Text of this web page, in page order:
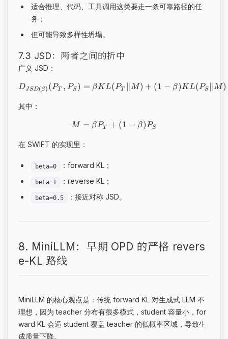
适合推理、代码、工具调用这类要走一条可靠路径的任
务；
但可能导致多样性坍塌。
7.3 JSD：两者之间的折中
广义 JSD：
DJSD(β) (PT , PS ) = βKL(PT ∥M) + (1 − β)KL(PS ∥M)
其中：
M = βPT + (1 − β)PS
在 SWIFT 的实现里：
beta=0 ：forward KL；
beta=1 ：reverse KL；
beta=0.5 ：接近对称 JSD。
8. MiniLLM：早期 OPD 的严格 revers
e-KL 路线
MiniLLM 的核心观点是：传统 forward KL 对生成式 LLM 不
理想，因为 teacher 分布有很多模式，student 容量小，for
ward KL 会逼 student 覆盖 teacher 的低概率区域，导致生
成质量下降。